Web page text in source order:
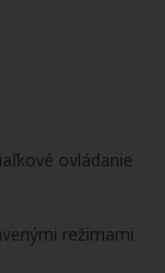
ovládanie
režimami